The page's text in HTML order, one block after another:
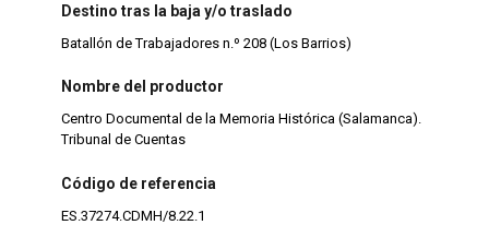
Destino tras la baja y/o traslado
Batallón de Trabajadores n.º 208 (Los Barrios)
Nombre del productor
Centro Documental de la Memoria Histórica (Salamanca).
Tribunal de Cuentas
Código de referencia
ES.37274.CDMH/8.22.1